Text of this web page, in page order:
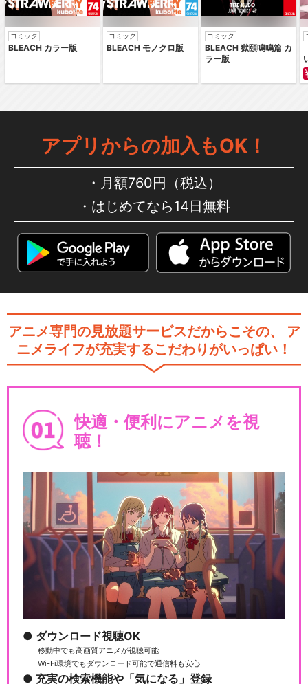
コミック
BLEACH カラー版
コミック
BLEACH モノクロ版
コミック
BLEACH 獄頤鳴鳴篇 カ
ラー版
アプリからの加入もOK！
月額760円（税込）
はじめてなら14日無料
アニメ専門の見放題サービスだからこその、
ア
ニメライフが充実するこだわりがいっぱい！
快適・便利にアニメを視
聴！
ダウンロード視聴OK
移動中でも高画質アニメが視聴可能
Wi-Fi環境でもダウンロード可能で通信料も安心
充実の検索機能や「気になる」登録